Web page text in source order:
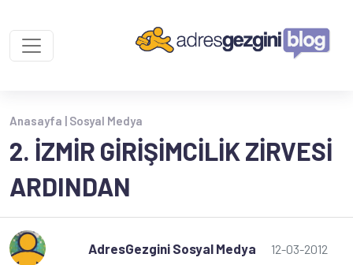
Anasayfa | Sosyal Medya
2. İZMIR GIRIŞIMCILIK ZIRVESI
ARDINDAN
AdresGezgini Sosyal Medya
12-03-2012